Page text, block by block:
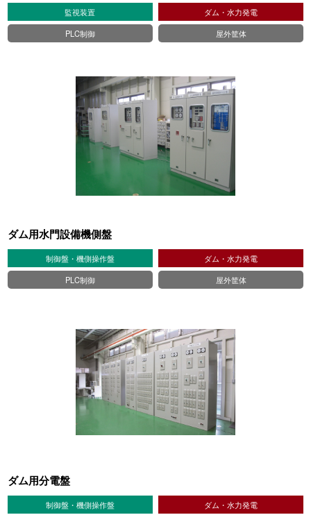
監視装置
ダム・水力発電
PLC制御
屋外筐体
ダム用水門設備機側盤
制御盤・機側操作盤
ダム・水力発電
PLC制御
屋外筐体
ダム用分電盤
制御盤・機側操作盤
ダム・水力発電